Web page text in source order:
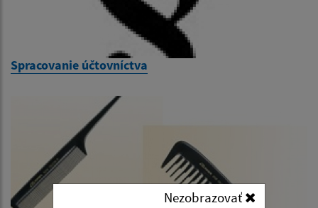
Nezobrazovať
Spracovanie účtovníctva